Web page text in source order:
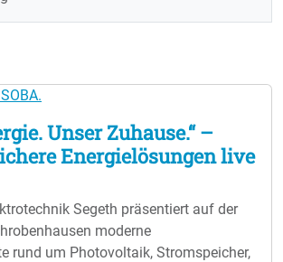
Unser Zuhause.“ –
Energielösungen live
Segeth präsentiert auf der
moderne
rund um Photovoltaik, Stromspeicher,